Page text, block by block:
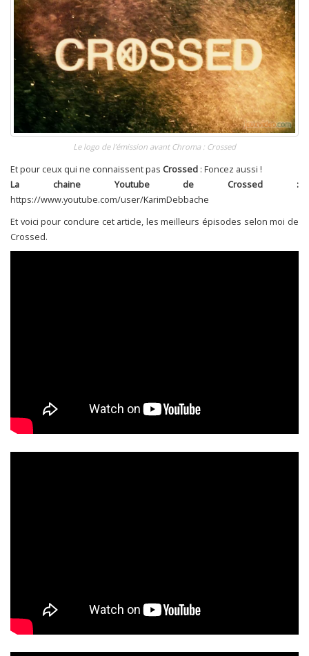
Le logo de l’émission avant Chroma : Crossed
Et pour ceux qui ne connaissent pas Crossed : Foncez aussi !
La chaine Youtube de Crossed :
https://www.youtube.com/user/KarimDebbache
Et voici pour conclure cet article, les meilleurs épisodes selon moi de
Crossed.